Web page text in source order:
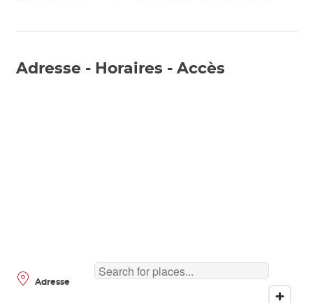
Adresse - Horaires - Accès
Adresse